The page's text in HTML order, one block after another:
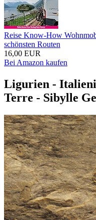
Reise Know-How
schönsten Routen
16,00 EUR
Bei Amazon kaufen
Ligurien -
Terre - Sibylle